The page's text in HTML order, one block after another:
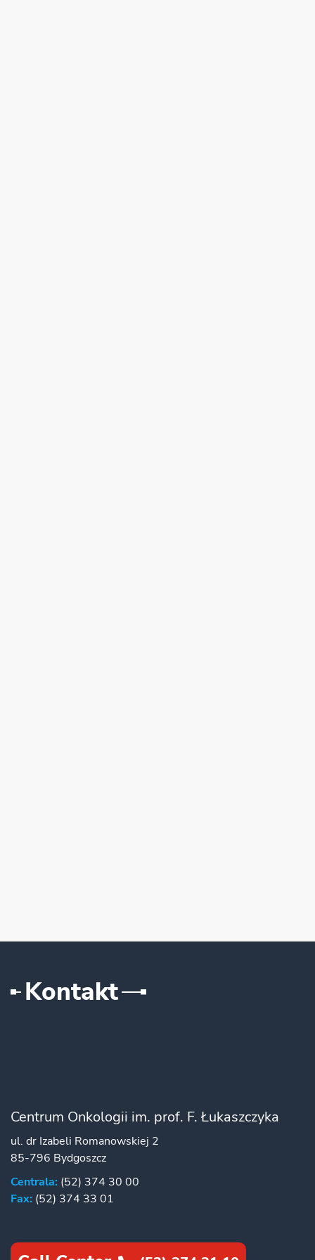
Kontakt
Centrum Onkologii im. prof. F. Łukaszczyka
ul. dr Izabeli Romanowskiej 2
85-796 Bydgoszcz
Centrala: (52) 374 30 00
Fax: (52) 374 33 01